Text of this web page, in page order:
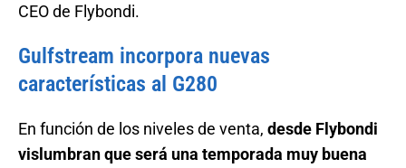
CEO de Flybondi.
Gulfstream incorpora nuevas
características al G280
En función de los niveles de venta, desde Flybondi
vislumbran que será una temporada muy buena